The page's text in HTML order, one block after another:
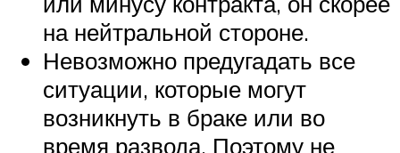
на нейтральной стороне.
Невозможно предугадать все
ситуации, которые могут
возникнуть в браке или во
время развода. Поэтому не